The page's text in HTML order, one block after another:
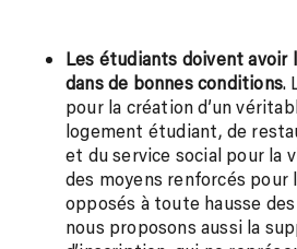
Les étudiants doivent avoir
dans de bonnes conditions.
pour la création d’un
logement étudiant, de
et du service social pour la
des moyens renforcés pour
opposés à toute hausse
nous proposons aussi la